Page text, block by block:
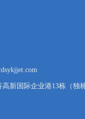
小
码机
新国际企业港13栋（独